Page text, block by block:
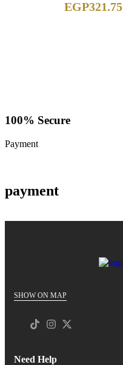
EGP321.75
100% Secure
Payment
payment
SHOW ON MAP
Need Help